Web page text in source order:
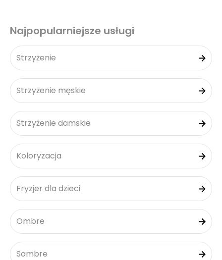
Najpopularniejsze usługi
Strzyżenie
Strzyżenie męskie
Strzyżenie damskie
Koloryzacja
Fryzjer dla dzieci
Ombre
Sombre